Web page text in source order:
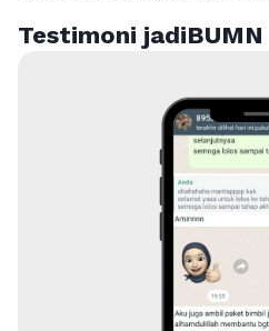
Testimoni jadiBUMN